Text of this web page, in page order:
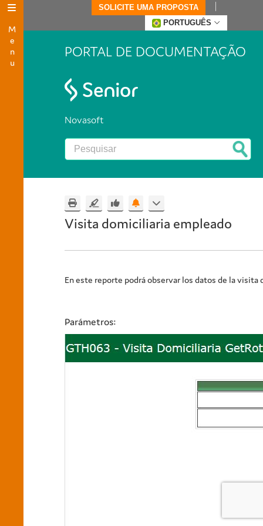
Menu
SOLICITE UMA PROPOSTA
PORTUGUÊS
PORTAL DE DOCUMENTAÇÃO
Novasoft
Visita domiciliaria empleado
En este reporte podrá observar los datos de la
Parámetros: